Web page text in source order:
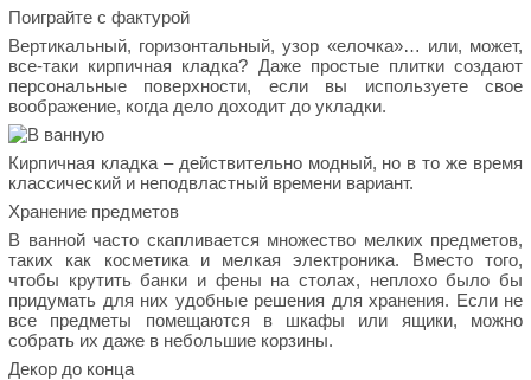
Поиграйте с фактурой
Вертикальный, горизонтальный, узор «елочка»… или, может,
все-таки кирпичная кладка? Даже простые плитки создают
персональные поверхности, если вы используете свое
воображение, когда дело доходит до укладки.
Кирпичная кладка – действительно модный, но в то же время
классический и неподвластный времени вариант.
Хранение предметов
В ванной часто скапливается множество мелких предметов,
таких как косметика и мелкая электроника. Вместо того,
чтобы крутить банки и фены на столах, неплохо было бы
придумать для них удобные решения для хранения. Если не
все предметы помещаются в шкафы или ящики, можно
собрать их даже в небольшие корзины.
Декор до конца